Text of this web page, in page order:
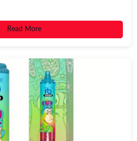
Read More